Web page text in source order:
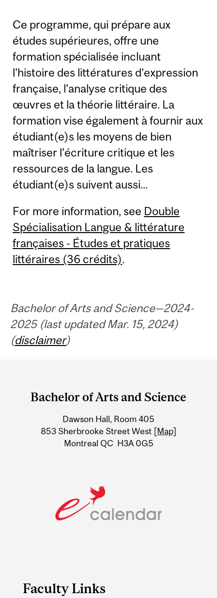
Ce programme, qui prépare aux
études supérieures, offre une
formation spécialisée incluant
l’histoire des littératures d’expression
française, l’analyse critique des
œuvres et la théorie littéraire. La
formation vise également à fournir aux
étudiant(e)s les moyens de bien
maîtriser l’écriture critique et les
ressources de la langue. Les
étudiant(e)s suivent aussi...
For more information, see Double
Spécialisation Langue & littérature
françaises - Études et pratiques
littéraires (36 crédits).
Bachelor of Arts and Science—2024-
2025 (last updated Mar. 15, 2024)
(disclaimer)
and
Information
Bachelor of Arts and Science
Dawson Hall, Room 405
853 Sherbrooke Street West [Map]
Montreal QC H3A 0G5
Faculty Links